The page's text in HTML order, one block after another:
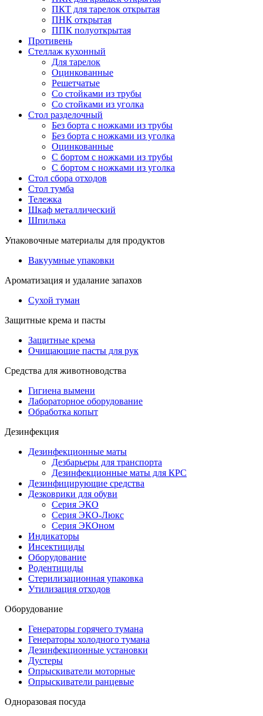
ПКТ для тарелок открытая
ПНК открытая
ППК полуоткрытая
Противень
Стеллаж кухонный
Для тарелок
Оцинкованные
Решетчатые
Со стойками из трубы
Со стойками из уголка
Стол разделочный
Без борта с ножками из трубы
Без борта с ножками из уголка
Оцинкованные
С бортом с ножками из трубы
С бортом с ножками из уголка
Стол сбора отходов
Стол тумба
Тележка
Шкаф металлический
Шпилька
Упаковочные материалы для продуктов
Вакуумные упаковки
Ароматизация и удалание запахов
Сухой туман
Защитные крема и пасты
Защитные крема
Очищающие пасты для рук
Средства для животноводства
Гигиена вымени
Лабораторное оборудование
Обработка копыт
Дезинфекция
Дезинфекционные маты
Дезбарьеры для транспорта
Дезинфекционные маты для КРС
Дезинфицирующие средства
Дезковрики для обуви
Серия ЭКО
Серия ЭКО-Люкс
Серия ЭКОном
Индикаторы
Инсектициды
Оборудование
Родентициды
Стерилизационная упаковка
Утилизация отходов
Оборудование
Генераторы горячего тумана
Генераторы холодного тумана
Дезинфекционные установки
Дустеры
Опрыскиватели моторные
Опрыскиватели ранцевые
Одноразовая посуда